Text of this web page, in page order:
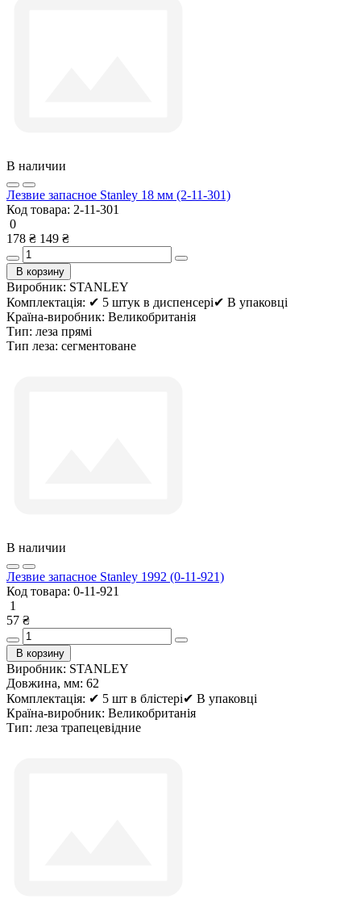
В наличии
Лезвие запасное Stanley 18 мм (2-11-301)
Код товара: 2-11-301
0
178 ₴ 149 ₴
В корзину
Виробник: STANLEY
Комплектація: ✔ 5 штук в диспенсері✔ В упаковці
Країна-виробник: Великобританія
Тип: леза прямі
Тип леза: сегментоване
В наличии
Лезвие запасное Stanley 1992 (0-11-921)
Код товара: 0-11-921
1
57 ₴
В корзину
Виробник: STANLEY
Довжина, мм: 62
Комплектація: ✔ 5 шт в блістері✔ В упаковці
Країна-виробник: Великобританія
Тип: леза трапецевідние